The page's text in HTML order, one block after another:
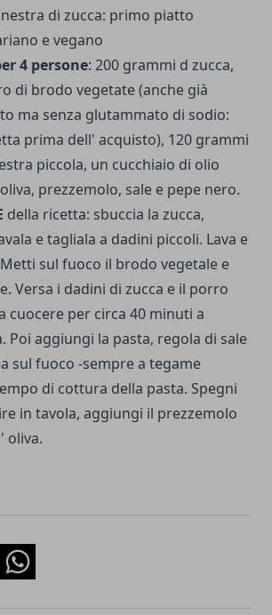
di zucca: primo piatto
e vegano
4 persone: 200 grammi d zucca,
di brodo vegetate (anche già
ma senza glutammato di sodio:
prima dell' acquisto), 120 grammi
piccola, un cucchiaio di olio
prezzemolo, sale e pepe nero.
della ricetta: sbuccia la zucca,
e tagliala a dadini piccoli. Lava e
sul fuoco il brodo vegetale e
Versa i dadini di zucca e il porro
cuocere per circa 40 minuti a
Poi aggiungi la pasta, regola di sale
sul fuoco -sempre a tegame
di cottura della pasta. Spegni
in tavola, aggiungi il prezzemolo
oliva.
Whatsapp